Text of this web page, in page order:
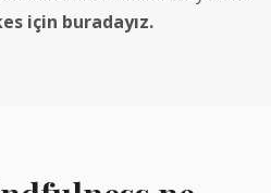
için buradayız.